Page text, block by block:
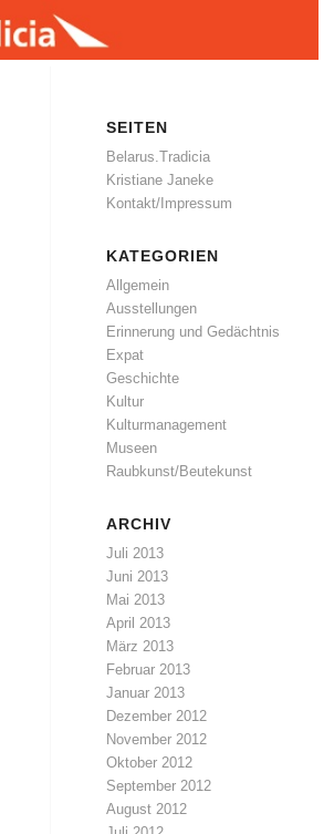
SEITEN
Belarus.Tradicia
Kristiane Janeke
Kontakt/Impressum
KATEGORIEN
Allgemein
Ausstellungen
Erinnerung und Gedächtnis
Expat
Geschichte
Kultur
Kulturmanagement
Museen
Raubkunst/Beutekunst
ARCHIV
Juli 2013
Juni 2013
Mai 2013
April 2013
März 2013
Februar 2013
Januar 2013
Dezember 2012
November 2012
Oktober 2012
September 2012
August 2012